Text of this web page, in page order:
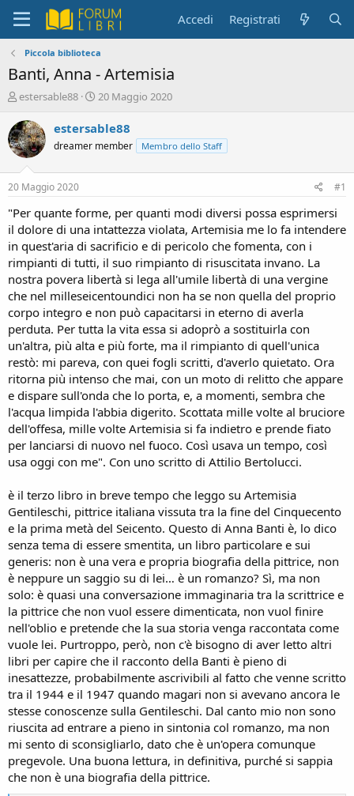
Accedi Registrati
Piccola biblioteca
Banti, Anna - Artemisia
C
e
a
t
e
D
s
c
u
s
s
i
n
e
estersable88
D
t
d
i
i
o
20 Maggio 2020
estersable88
dreamer member Membro dello Staff
20 Maggio 2020 #1
"Per quante forme, per quanti modi diversi possa esprimersi
il dolore di una intattezza violata, Artemisia me lo fa intendere
in quest'aria di sacrificio e di pericolo che fomenta, con i
rimpianti di tutti, il suo rimpianto di risuscitata invano. La
nostra povera libertà si lega all'umile libertà di una vergine
che nel milleseicentoundici non ha se non quella del proprio
corpo integro e non può capacitarsi in eterno di averla
perduta. Per tutta la vita essa si adoprò a sostituirla con
un'altra, più alta e più forte, ma il rimpianto di quell'unica
restò: mi pareva, con quei fogli scritti, d'averlo quietato. Ora
ritorna più intenso che mai, con un moto di relitto che appare
e dispare sull'onda che lo porta, e, a momenti, sembra che
l'acqua limpida l'abbia digerito. Scottata mille volte al bruciore
dell'offesa, mille volte Artemisia si fa indietro e prende fiato
per lanciarsi di nuovo nel fuoco. Così usava un tempo, così
usa oggi con me". Con uno scritto di Attilio Bertolucci.
è il terzo libro in breve tempo che leggo su Artemisia
Gentileschi, pittrice italiana vissuta tra la fine del Cinquecento
e la prima metà del Seicento. Questo di Anna Banti è, lo dico
senza tema di essere smentita, un libro particolare e sui
generis: non è una vera e propria biografia della pittrice, non
è neppure un saggio su di lei… è un romanzo? Sì, ma non
solo: è quasi una conversazione immaginaria tra la scrittrice e
la pittrice che non vuol essere dimenticata, non vuol finire
nell'oblio e pretende che la sua storia venga raccontata come
vuole lei. Purtroppo, però, non c'è bisogno di aver letto altri
libri per capire che il racconto della Banti è pieno di
inesattezze, probabilmente ascrivibili al fatto che venne scritto
tra il 1944 e il 1947 quando magari non si avevano ancora le
stesse conoscenze sulla Gentileschi. Dal canto mio non sono
riuscita ad entrare a pieno in sintonia col romanzo, ma non
mi sento di sconsigliarlo, dato che è un'opera comunque
pregevole. Una buona lettura, in definitiva, purché si sappia
che non è una biografia della pittrice.